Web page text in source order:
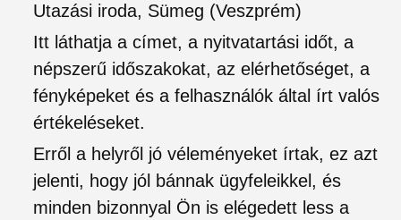
Utazási iroda, Sümeg (Veszprém)
Itt láthatja a címet, a nyitvatartási időt, a
népszerű időszakokat, az elérhetőséget, a
fényképeket és a felhasználók által írt valós
értékeléseket.
Erről a helyről jó véleményeket írtak, ez azt
jelenti, hogy jól bánnak ügyfeleikkel, és
minden bizonnyal Ön is elégedett less a